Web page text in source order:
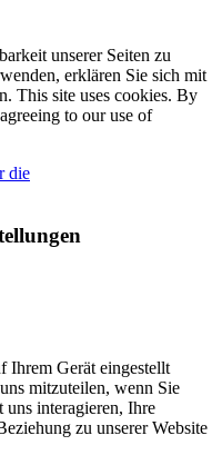
unserer Seiten zu
erklären Sie sich mit
This site uses cookies. By
to our use of
die
Ihrem Gerät eingestellt
mitzuteilen, wenn Sie
uns interagieren, Ihre
zu unserer Website